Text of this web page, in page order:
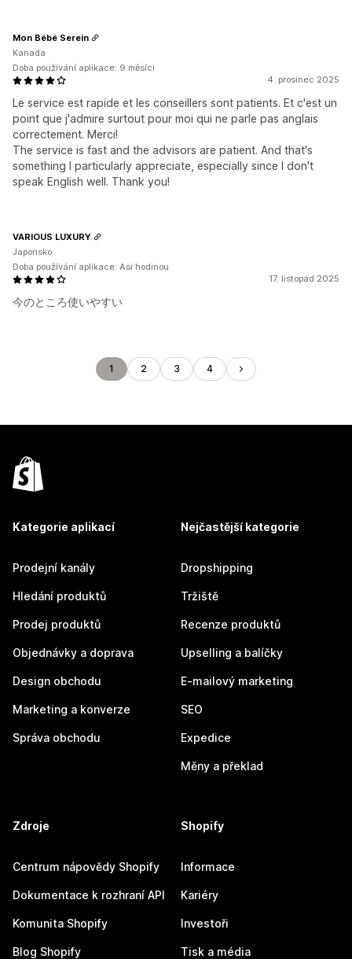
4. prosinec 2025
Le service est rapide et les conseillers sont patients. Et c'est un
point que j'admire surtout pour moi qui ne parle pas anglais
correctement. Merci!
The service is fast and the advisors are patient. And that's
something I particularly appreciate, especially since I don't
speak English well. Thank you!
Mon Bébé Serein
Kanada
Doba používání aplikace: 9 měsíci
17. listopad 2025
今のところ使いやすい
VARIOUS LUXURY
Japonsko
Doba používání aplikace: Asi hodinou
1 2 3 4
Kategorie aplikací
Prodejní kanály
Hledání produktů
Prodej produktů
Objednávky a doprava
Design obchodu
Marketing a konverze
Správa obchodu
Nejčastější kategorie
Dropshipping
Tržiště
Recenze produktů
Upselling a balíčky
E-mailový marketing
SEO
Expedice
Měny a překlad
Zdroje
Centrum nápovědy Shopify
Dokumentace k rozhraní API
Komunita Shopify
Blog Shopify
Shopify
Informace
Kariéry
Investoři
Tisk a média